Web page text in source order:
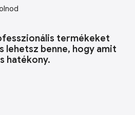
termékeket
lehetsz benne, hogy amit
hatékony.